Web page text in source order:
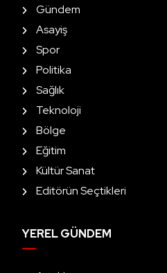
Gündem
Asayiş
Spor
Politika
Sağlık
Teknoloji
Bölge
Eğitim
Kültür Sanat
Editörün Seçtikleri
YEREL GÜNDEM